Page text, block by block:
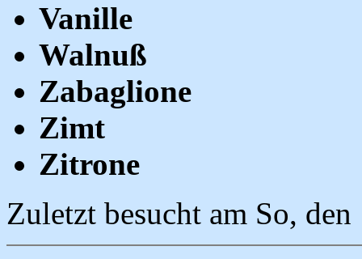
Vanille
Walnuß
Zabaglione
Zimt
Zitrone
Zuletzt besucht am So,